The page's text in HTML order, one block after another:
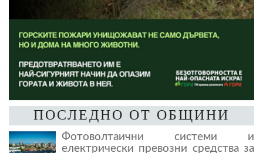
ПОСЛЕДНО ОТ ОБЩИНИ
Фотоволтаични системи и
електрически превозни средства за